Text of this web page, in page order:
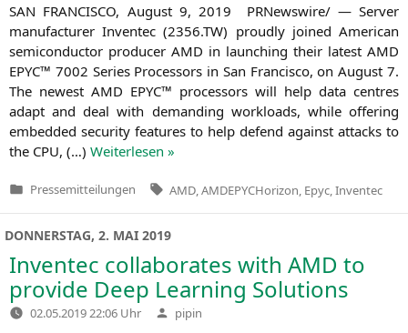
SAN FRANCISCO, August 9, 2019 PRNewswire/ — Ser­ver
manu­fac­tu­rer Inven­tec (2356.TW) proud­ly joi­n­ed Ame­ri­can
semi­con­duc­tor pro­du­cer AMD in laun­ching their latest AMD
EPYC™ 7002 Series Pro­ces­sors in San Fran­cis­co, on August 7.
The newest AMD EPYC™ pro­ces­sors will help data cen­tres
adapt and deal with deman­ding workloads, while offe­ring
embedded secu­ri­ty fea­tures to help defend against attacks to
the CPU, (…) Wei­ter­le­sen »
Veröffentlicht
Pressemitteilungen Tags:
AMD AMDEPYCHorizon Epyc Inventec
DONNERSTAG, 2. MAI 2019
Inventec collaborates with AMD to
provide Deep Learning Solutions
02.05.2019 22:06 Uhr Verfasst
von
pipin